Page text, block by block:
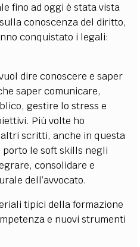
fino ad oggi è stata vista
conoscenza del diritto,
conquistato i legali:
dire conoscere e saper
saper comunicare,
gestire lo stress e
Più volte ho
scritti, anche in questa
le soft skills negli
consolidare e
dell’avvocato.
tipici della formazione
e nuovi strumenti